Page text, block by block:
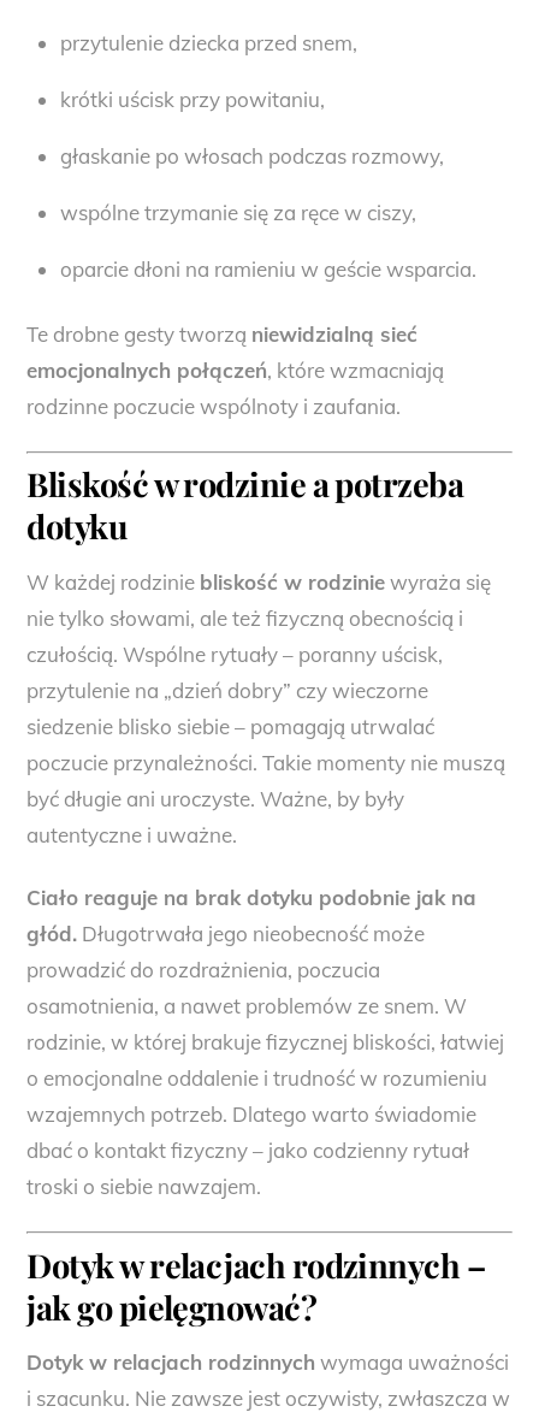
przytulenie dziecka przed snem,
krótki uścisk przy powitaniu,
głaskanie po włosach podczas rozmowy,
wspólne trzymanie się za ręce w ciszy,
oparcie dłoni na ramieniu w geście wsparcia.
Te drobne gesty tworzą niewidzialną sieć
emocjonalnych połączeń, które wzmacniają
rodzinne poczucie wspólnoty i zaufania.
Bliskość w rodzinie a potrzeba
dotyku
W każdej rodzinie bliskość w rodziniewyraża się
nie tylko słowami, ale też fizyczną obecnością i
czułością. Wspólne rytuały – poranny uścisk,
przytulenie na „dzień dobry” czy wieczorne
siedzenie blisko siebie – pomagają utrwalać
poczucie przynależności. Takie momenty nie muszą
być długie ani uroczyste. Ważne, by były
autentyczne i uważne.
Ciało reaguje na brak dotyku podobnie jak na
głód. Długotrwała jego nieobecność może
prowadzić do rozdrażnienia, poczucia
osamotnienia, a nawet problemów ze snem. W
rodzinie, w której brakuje fizycznej bliskości, łatwiej
o emocjonalne oddalenie i trudność w rozumieniu
wzajemnych potrzeb. Dlatego warto świadomie
dbać o kontakt fizyczny – jako codzienny rytuał
troski o siebie nawzajem.
Dotyk w relacjach rodzinnych –
jak go pielęgnować?
Dotyk w relacjach rodzinnych wymaga uważności
i szacunku. Nie zawsze jest oczywisty, zwłaszcza w